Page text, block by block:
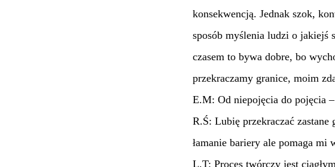
konsekwencją. Jednak szok,
sposób myślenia ludzi o jakiejś
czasem to bywa dobre, bo
przekraczamy granice, moim
E.M: Od niepojęcia do pojęcia
R.Ś: Lubię przekraczać
łamanie bariery ale pomaga mi
L.T: Proces twórczy jest